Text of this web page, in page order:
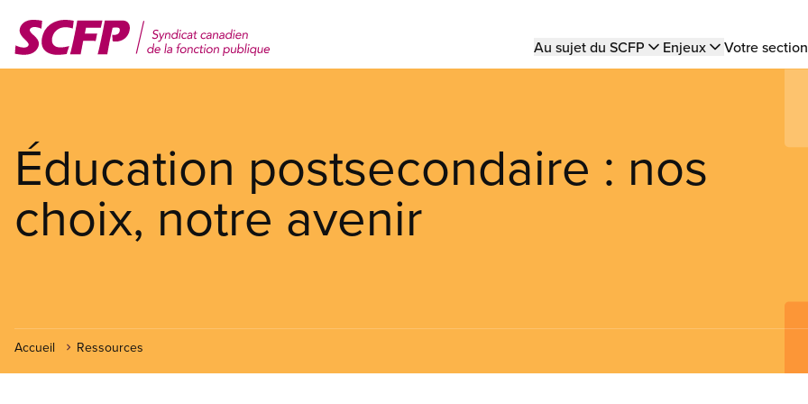
contenu
Main
Au sujet du SCFP Enjeux Votre
Éducation postsecondaire : nos
choix, notre avenir
Accueil Ressources